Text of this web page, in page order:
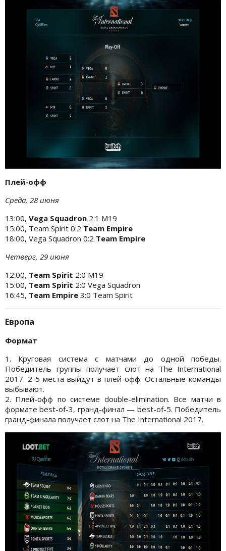
Плей-офф
Среда, 28 июня
13:00, Vega Squadron 2:1 M19
15:00, Team Spirit 0:2 Team Empire
18:00, Vega Squadron 0:2 Team Empire
Четверг, 29 июня
12:00, Team Spirit 2:0 M19
15:00, Team Spirit 2:0 Vega Squadron
16:45, Team Empire 3:0 Team Spirit
Европа
Формат
1. Круговая система с матчами до одной победы.
Победитель группы получает слот на The International
2017. 2-5 места выйдут в плей-офф. Остальные команды
выбывают.
2. Плей-офф по системе double-elimination. Все матчи в
формате best-of-3, гранд-финал — best-of-5. Победитель
гранд-финала получает слот на The International 2017.